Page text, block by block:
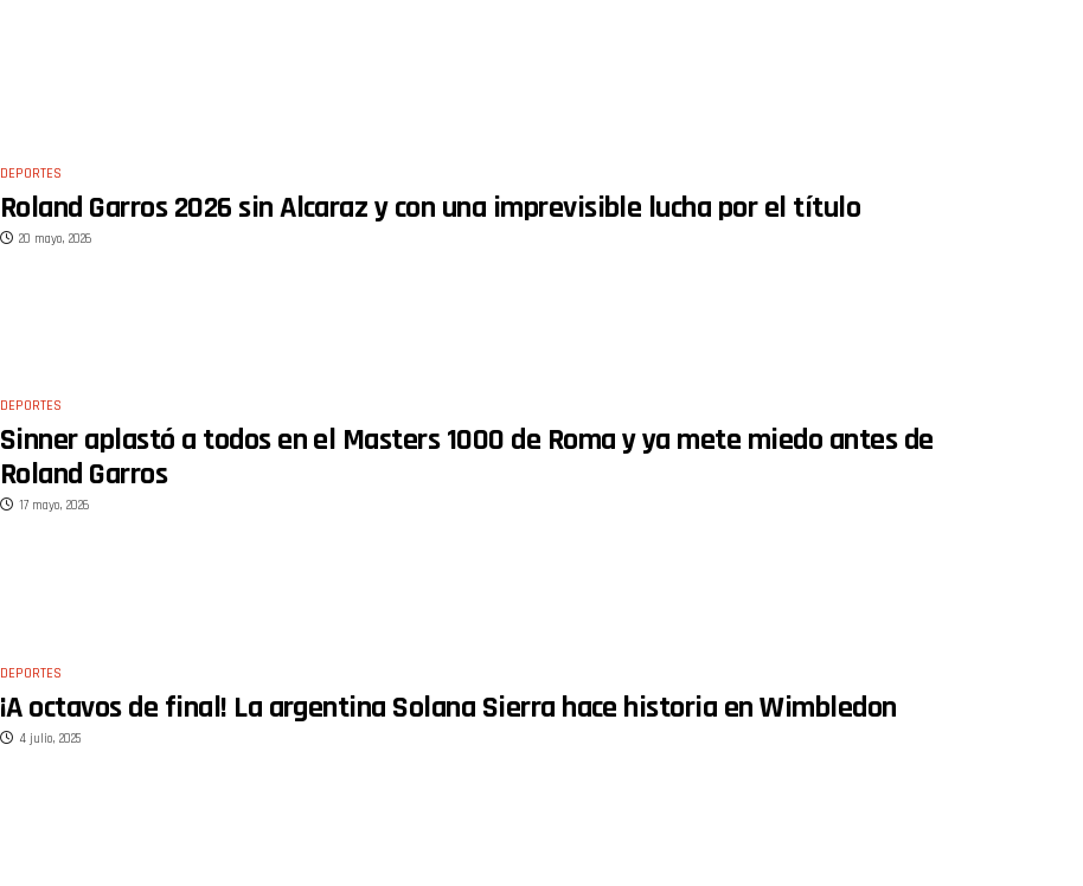
DEPORTES
Roland Garros 2026 sin Alcaraz y con una imprevisible lucha por el título
20 mayo, 2026
DEPORTES
Sinner aplastó a todos en el Masters 1000 de Roma y ya mete miedo antes de
Roland Garros
17 mayo, 2026
DEPORTES
¡A octavos de final! La argentina Solana Sierra hace historia en Wimbledon
4 julio, 2025